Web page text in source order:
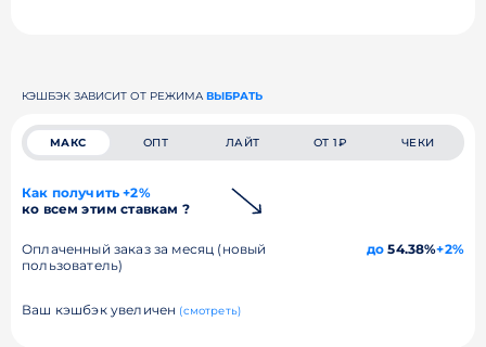
КЭШБЭК ЗАВИСИТ ОТ РЕЖИМА ВЫБРАТЬ
МАКС ОПТ ЛАЙТ ОТ 1₽ ЧЕКИ
Как получить +2%
ко всем этим ставкам ?
Оплаченный заказ за месяц (новый
пользователь)
до 54.38%+2%
Ваш кэшбэк увеличен (смотреть)